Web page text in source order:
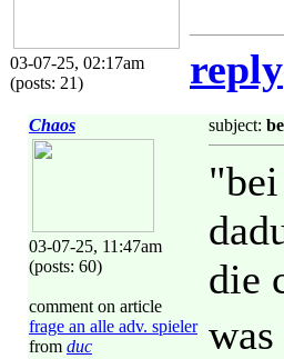
03-07-25, 02:17am
(posts: 21)
reply
Chaos
03-07-25, 11:47am
(posts: 60)
comment on article
frage an alle adv. spieler
from duc
subject:
die